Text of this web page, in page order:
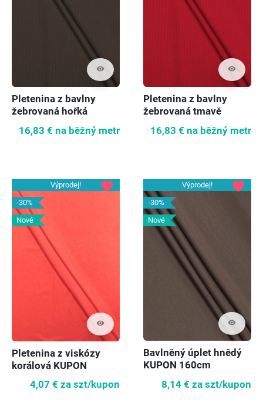
visibility
Pletenina z bavlny
žebrovaná hořká
16,83 € na běžný metr
visibility
Pletenina z bavlny
žebrovaná tmavě
16,83 € na běžný metr
Výprodej!
-30%
Nové
visibility
favorite
Pletenina z viskózy
korálová KUPON
4,07 € za szt/kupon
Výprodej!
-30%
Nové
visibility
favorite
Bavlněný úplet hnědý
KUPON 160cm
8,14 € za szt/kupon